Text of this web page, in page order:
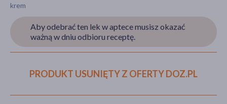
krem
Aby odebrać ten lek w aptece musisz okazać
ważną w dniu odbioru receptę.
PRODUKT USUNIĘTY Z OFERTY DOZ.PL